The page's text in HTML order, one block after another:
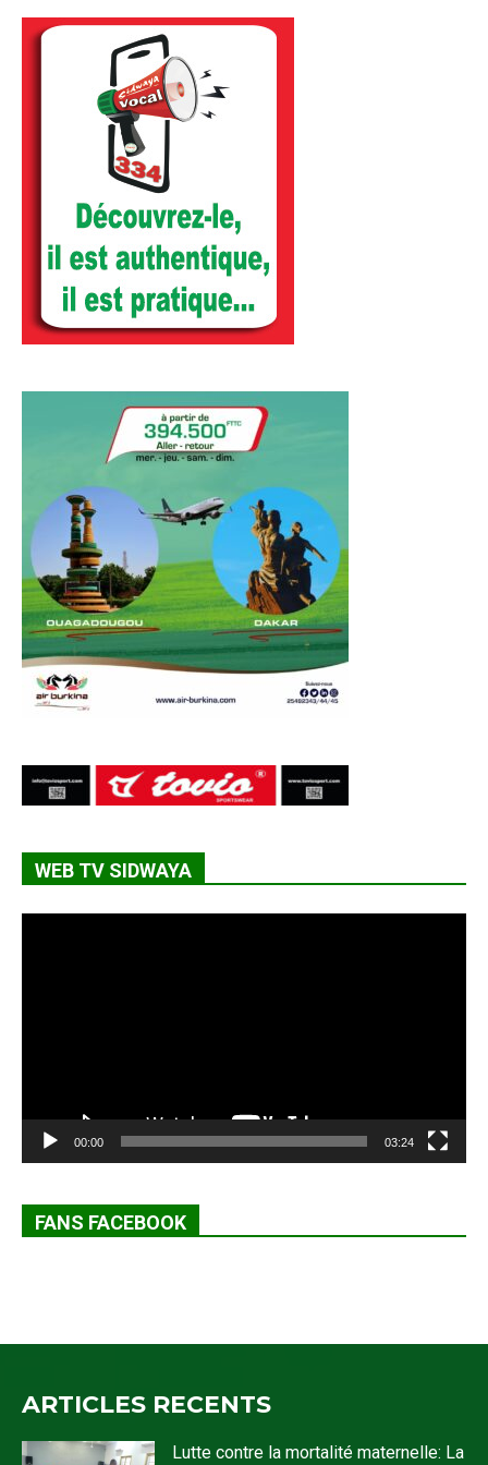
WEB TV SIDWAYA
00:00 03:24
FANS FACEBOOK
ARTICLES RECENTS
Lutte contre la mortalité maternelle: La